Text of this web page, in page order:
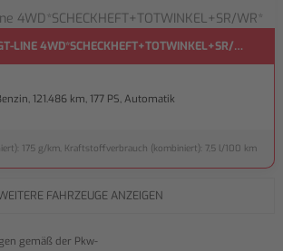
LINE 4WD*SCHECKHEFT+TOTWINKEL+SR/WR*
121.486 km, 177 PS, Automatik
175 g/km, Kraftstoffverbrauch (kombiniert): 7,5 l/100 km
FAHRZEUGE ANZEIGEN
gemäß der Pkw-